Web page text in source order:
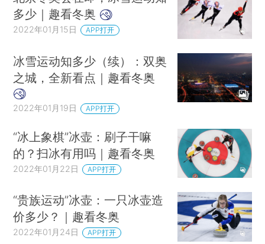
多少｜趣看冬奥
2022年01月15日 APP打开
冰雪运动知多少（续）：双奥
之城，全新看点｜趣看冬奥
2022年01月19日 APP打开
“冰上象棋”冰壶：刷子干嘛
的？扫冰有用吗｜趣看冬奥
2022年01月22日 APP打开
“贵族运动”冰壶：一只冰壶造
价多少？｜趣看冬奥
2022年01月24日 APP打开